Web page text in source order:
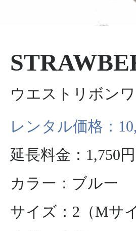
ウエストリボン
レンタル価格：
延長料金：1,750円
カラー：ブルー
サイズ：2（Mサ